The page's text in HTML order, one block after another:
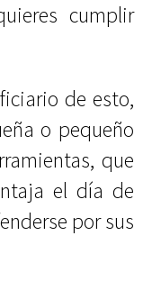
cumplir
de esto,
o pequeño
que
el día de
por sus